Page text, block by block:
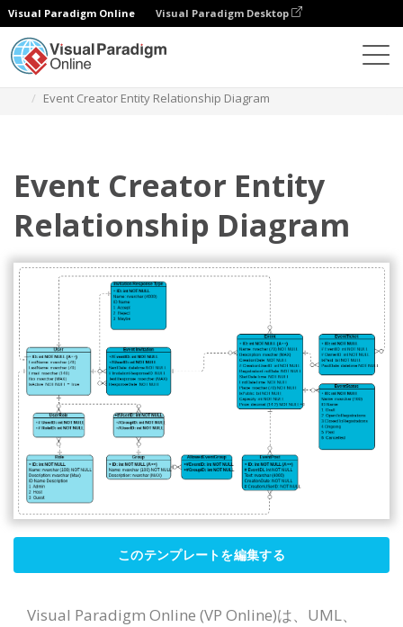
Visual Paradigm Online Visual Paradigm Desktop
Event Creator Entity Relationship Diagram
Event Creator Entity
Relationship Diagram
このテンプレートを編集する
Visual Paradigm Online (VP Online)は、UML、